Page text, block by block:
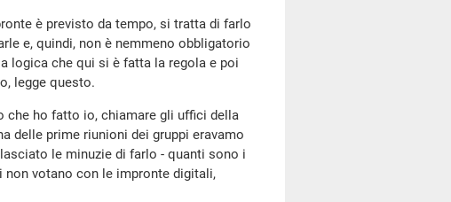
è previsto da tempo, si tratta di farlo
e, quindi, non è nemmeno obbligatorio
logica che qui si è fatta la regola e poi
legge questo.
ho fatto io, chiamare gli uffici della
delle prime riunioni dei gruppi eravamo
le minuzie di farlo - quanti sono i
votano con le impronte digitali,